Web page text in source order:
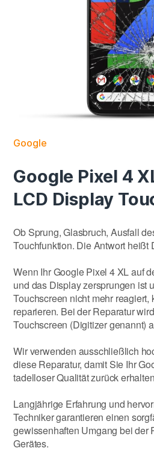
Google
Google Pixel 4
LCD Display
Ob Sprung, Glasbruch, Ausfall
Touchfunktion. Die Antwort heißt
Wenn Ihr Google Pixel 4 XL auf
und das Display zersprungen ist
Touchscreen nicht mehr
reparieren. Bei der Reparatur
Touchscreen (Digitizer genannt)
Wir verwenden ausschließlich
diese Reparatur, damit Sie Ihr
tadelloser Qualität zurück
Langjährige Erfahrung und
Techniker garantieren einen
gewissenhaften Umgang bei der
Gerätes.